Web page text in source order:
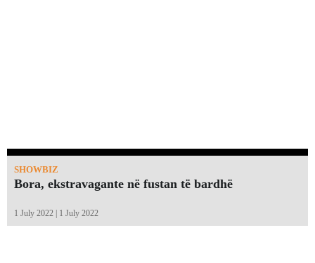
SHOWBIZ
Bora, ekstravagante në fustan të bardhë
1 July 2022 | 1 July 2022